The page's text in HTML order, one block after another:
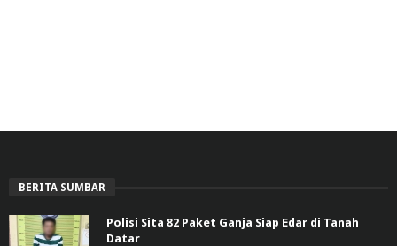
BERITA SUMBAR
Polisi Sita 82 Paket Ganja Siap Edar di Tanah
Datar